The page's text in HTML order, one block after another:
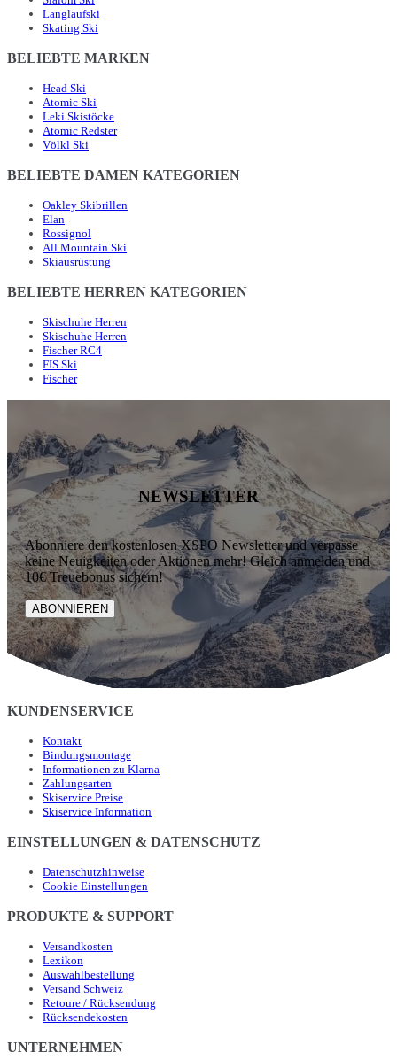
Langlaufski
Skating Ski
BELIEBTE MARKEN
Head Ski
Atomic Ski
Leki Skistöcke
Atomic Redster
Völkl Ski
BELIEBTE DAMEN KATEGORIEN
Oakley Skibrillen
Elan
Rossignol
All Mountain Ski
Skiausrüstung
BELIEBTE HERREN KATEGORIEN
Skischuhe Herren
Skischuhe Herren
Fischer RC4
FIS Ski
Fischer
NEWSLETTER
Abonniere den kostenlosen XSPO Newsletter und verpasse
keine Neuigkeiten oder Aktionen mehr! Gleich anmelden und
10€ Treuebonus sichern!
ABONNIEREN
KUNDENSERVICE
Kontakt
Bindungsmontage
Informationen zu Klarna
Zahlungsarten
Skiservice Preise
Skiservice Information
EINSTELLUNGEN & DATENSCHUTZ
Datenschutzhinweise
Cookie Einstellungen
PRODUKTE & SUPPORT
Versandkosten
Lexikon
Auswahlbestellung
Versand Schweiz
Retoure / Rücksendung
Rücksendekosten
UNTERNEHMEN